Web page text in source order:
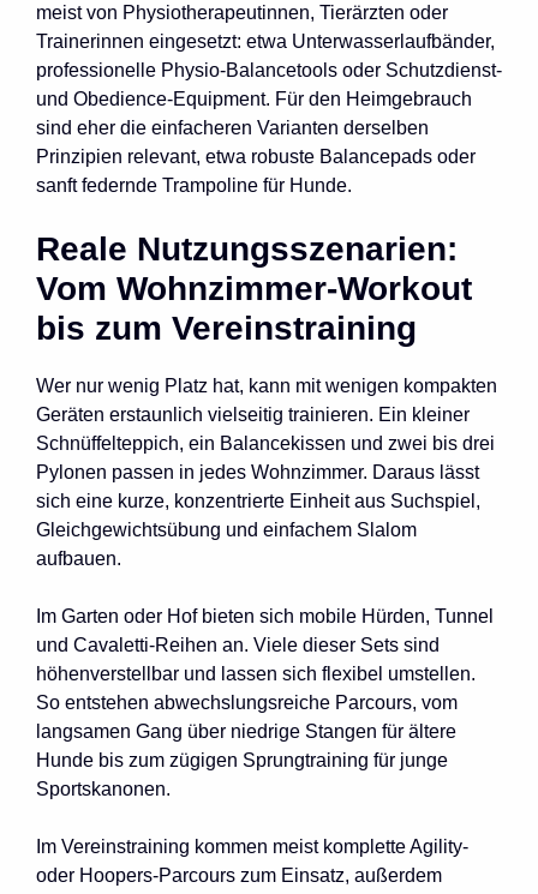
meist von Physiotherapeutinnen, Tierärzten oder
Trainerinnen eingesetzt: etwa Unterwasserlaufbänder,
professionelle Physio-Balancetools oder Schutzdienst-
und Obedience-Equipment. Für den Heimgebrauch
sind eher die einfacheren Varianten derselben
Prinzipien relevant, etwa robuste Balancepads oder
sanft federnde Trampoline für Hunde.
Reale Nutzungsszenarien:
Vom Wohnzimmer-Workout
bis zum Vereinstraining
Wer nur wenig Platz hat, kann mit wenigen kompakten
Geräten erstaunlich vielseitig trainieren. Ein kleiner
Schnüffelteppich, ein Balancekissen und zwei bis drei
Pylonen passen in jedes Wohnzimmer. Daraus lässt
sich eine kurze, konzentrierte Einheit aus Suchspiel,
Gleichgewichtsübung und einfachem Slalom
aufbauen.
Im Garten oder Hof bieten sich mobile Hürden, Tunnel
und Cavaletti-Reihen an. Viele dieser Sets sind
höhenverstellbar und lassen sich flexibel umstellen.
So entstehen abwechslungsreiche Parcours, vom
langsamen Gang über niedrige Stangen für ältere
Hunde bis zum zügigen Sprungtraining für junge
Sportskanonen.
Im Vereinstraining kommen meist komplette Agility-
oder Hoopers-Parcours zum Einsatz, außerdem